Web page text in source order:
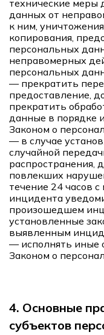
технические
данных от
к ним,
копирования,
персональных
неправомерных
персональных
— прекратить
предоставление,
прекратить
данные в порядке
Законом о
— в случае
случайной
распространения,
повлекших
течение 24 часов
инцидента
произошедшем
установленные
выявленным
— исполнять иные
Законом о
4. Основные
субъектов